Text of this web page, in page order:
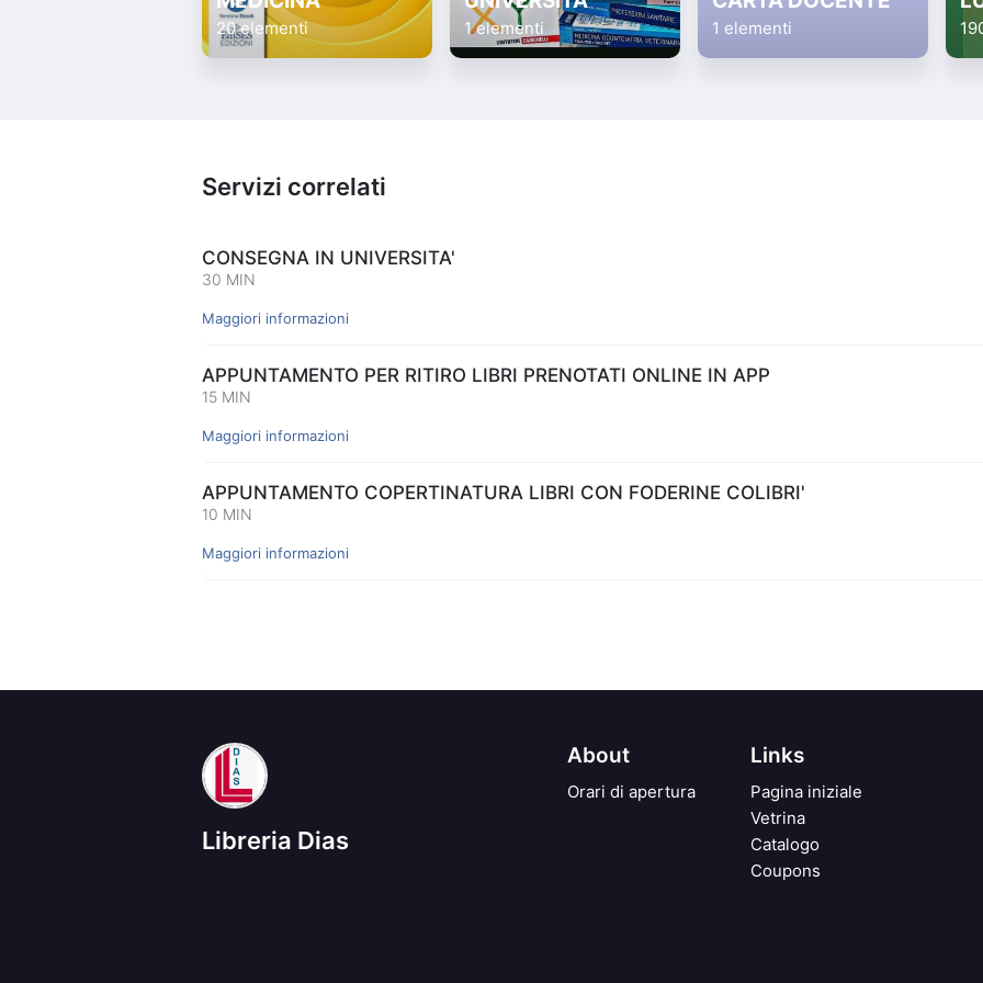
20 elementi 1 elementi 1 elementi
Servizi correlati
CONSEGNA IN UNIVERSITA'
30 MIN
Maggiori informazioni
APPUNTAMENTO PER RITIRO LIBRI PRENOTATI ONLINE IN APP
15 MIN
Maggiori informazioni
APPUNTAMENTO COPERTINATURA LIBRI CON FODERINE COLIBRI'
10 MIN
Maggiori informazioni
Libreria Dias
About
Orari di apertura
Links
Pagina iniziale
Vetrina
Catalogo
Coupons